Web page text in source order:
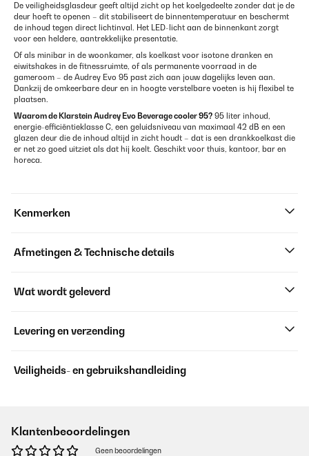
De veiligheidsglasdeur geeft altijd zicht op het koelgedeelte zonder dat je de
deur hoeft te openen – dit stabiliseert de binnentemperatuur en beschermt
de inhoud tegen direct lichtinval. Het LED-licht aan de binnenkant zorgt
voor een heldere, aantrekkelijke presentatie.
Of als minibar in de woonkamer, als koelkast voor isotone dranken en
eiwitshakes in de fitnessruimte, of als permanente voorraad in de
gameroom – de Audrey Evo 95 past zich aan jouw dagelijks leven aan.
Dankzij de omkeerbare deur en in hoogte verstelbare voeten is hij flexibel te
plaatsen.
Waarom de Klarstein Audrey Evo Beverage cooler 95? 95 liter inhoud,
energie-efficiëntieklasse C, een geluidsniveau van maximaal 42 dB en een
glazen deur die de inhoud altijd in zicht houdt – dat is een drankkoelkast die
er net zo goed uitziet als dat hij koelt. Geschikt voor thuis, kantoor, bar en
horeca.
Kenmerken
Afmetingen & Technische details
Wat wordt geleverd
Levering en verzending
Veiligheids- en gebruikshandleiding
Klantenbeoordelingen
Geen beoordelingen